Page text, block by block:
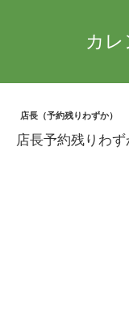
カ
店長（予約残りわずか）
店長予約残りわず